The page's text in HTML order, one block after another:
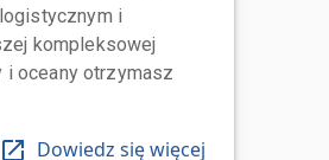
i
kompleksowej
i oceany otrzymasz
Dowiedz się więcej